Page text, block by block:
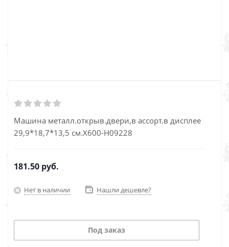
Машина металл.открыв.двери,в ассорт.в дисплее
29,9*18,7*13,5 см.Х600-Н09228
181.50 руб.
Нет в наличии Нашли дешевле?
Под заказ